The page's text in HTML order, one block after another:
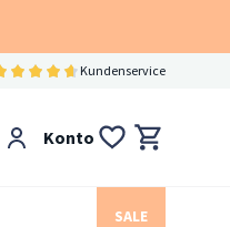
Kundenservice
Konto
SALE